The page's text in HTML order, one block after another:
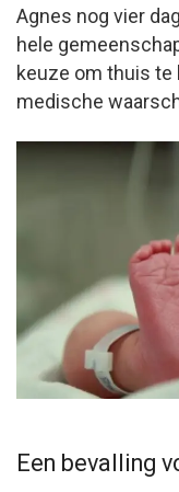
Agnes nog vier
hele
keuze om thuis te
medische
Een bevalling